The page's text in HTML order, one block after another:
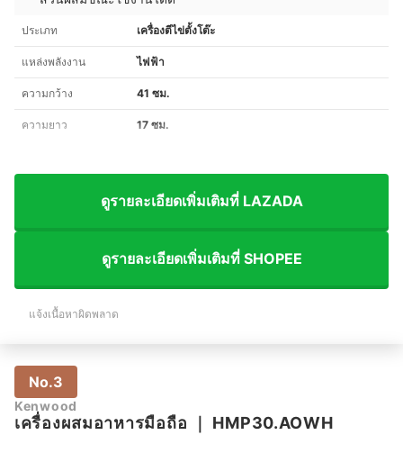
ประเภท เครื่องตีไข่ตั้งโต๊ะ
แหล่งพลังงาน ไฟฟ้า
ความกว้าง 41 ซม.
ความยาว 17 ซม.
ดูรายละเอียดเพิ่มเติมที่ LAZADA
ดูรายละเอียดเพิ่มเติมที่ SHOPEE
แจ้งเนื้อหาผิดพลาด
No.3
Kenwood
เครื่องผสมอาหารมือถือ HMP30.AOWH